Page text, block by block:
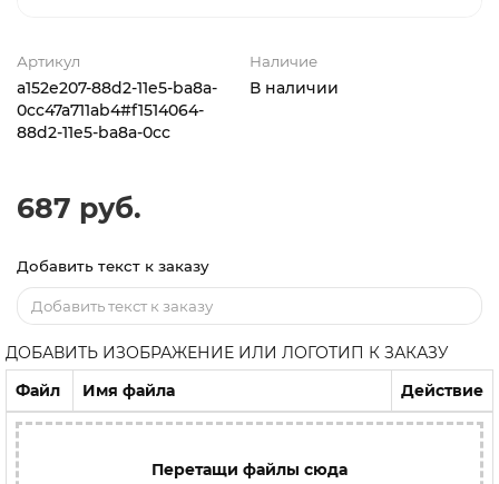
Артикул
a152e207-88d2-11e5-ba8a-
0cc47a711ab4#f1514064-
88d2-11e5-ba8a-0cc
Наличие
В наличии
687 руб.
Добавить текст к заказу
ДОБАВИТЬ ИЗОБРАЖЕНИЕ ИЛИ ЛОГОТИП К ЗАКАЗУ
Файл
Имя файла Действие
Перетащи файлы сюда